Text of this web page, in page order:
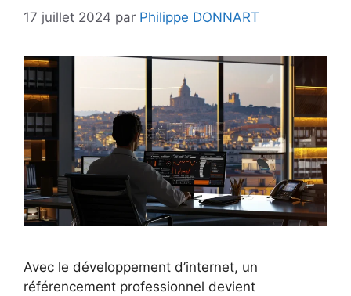
17 juillet 2024 par Philippe DONNART
Avec le développement d’internet, un
référencement professionnel devient